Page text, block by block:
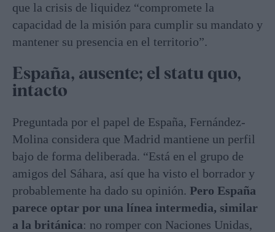
que la crisis de liquidez “compromete la
capacidad de la misión para cumplir su mandato y
mantener su presencia en el territorio”.
España, ausente; el statu quo,
intacto
Preguntada por el papel de España, Fernández-
Molina considera que Madrid mantiene un perfil
bajo de forma deliberada. “Está en el grupo de
amigos del Sáhara, así que ha visto el borrador y
probablemente ha dado su opinión. Pero España
parece optar por una línea intermedia, similar
a la británica: no romper con Naciones Unidas,